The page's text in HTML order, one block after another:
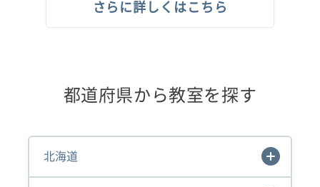
さらに詳しくはこちら
都道府県から教室を探す
北海道